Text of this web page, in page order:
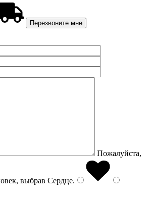
Пожалуйста,
выбрав Сердце.